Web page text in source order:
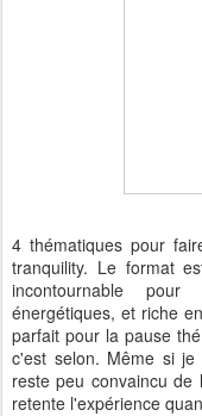
4 thématiques pour
tranquility. Le format
incontournable pour
énergétiques, et riche
parfait pour la pause
c'est selon. Même si
reste peu convaincu
retente l'expérience